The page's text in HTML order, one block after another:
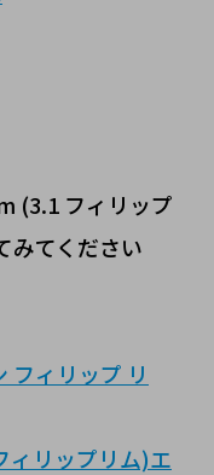
(3.1 フィリップ
みてください
ィリップ リ
リップリム)エ